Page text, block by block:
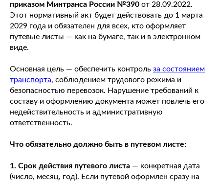
приказом Минтранса России №390 от 28.09.2022.
Этот нормативный акт будет действовать до 1 марта
2029 года и обязателен для всех, кто оформляет
путевые листы — как на бумаге, так и в электронном
виде.
Основная цель — обеспечить контроль за состоянием
транспорта, соблюдением трудового режима и
безопасностью перевозок. Нарушение требований к
составу и оформлению документа может повлечь его
недействительность и административную
ответственность.
Что обязательно должно быть в путевом листе:
1. Срок действия путевого листа — конкретная дата
(число, месяц, год). Если путевой оформлен сразу на